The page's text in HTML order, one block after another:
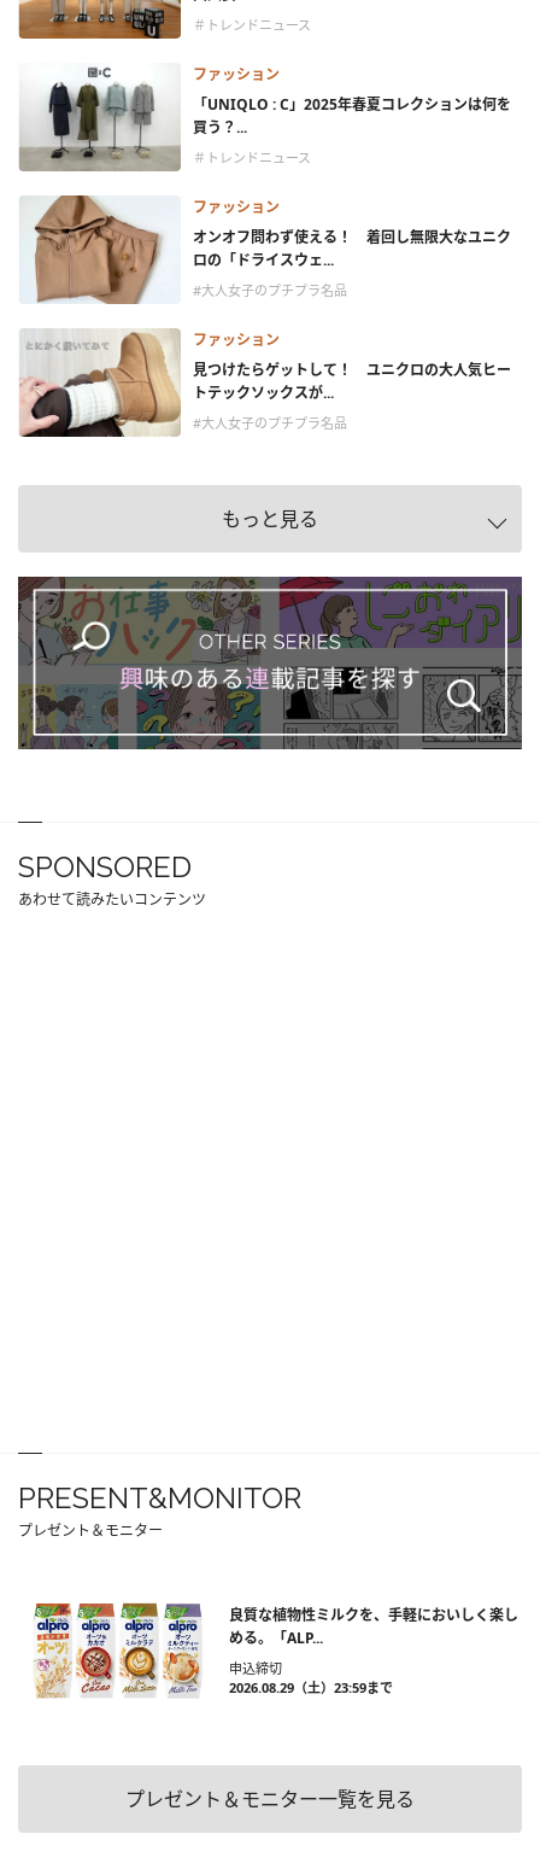
＃トレンドニュース
ファッション
「UNIQLO : C」2025年春夏コレクションは何を
買う？...
＃トレンドニュース
ファッション
オンオフ問わず使える！ 着回し無限大なユニク
ロの「ドライスウェ...
#大人女子のプチプラ名品
ファッション
見つけたらゲットして！ ユニクロの大人気ヒー
トテックソックスが...
#大人女子のプチプラ名品
もっと見る
SPONSORED
あわせて読みたいコンテンツ
PRESENT&MONITOR
プレゼント＆モニター
良質な植物性ミルクを、手軽においしく楽し
める。「ALP...
申込締切
2026.08.29（土）23:59まで
プレゼント＆モニター一覧を見る